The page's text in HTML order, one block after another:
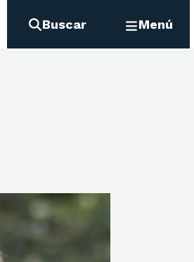
Buscar Menú